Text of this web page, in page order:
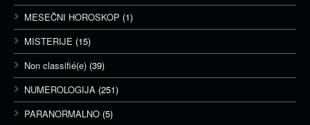
MESEČNI HOROSKOP (1)
MISTERIJE (15)
Non classifié(e) (39)
NUMEROLOGIJA (251)
PARANORMALNO (5)